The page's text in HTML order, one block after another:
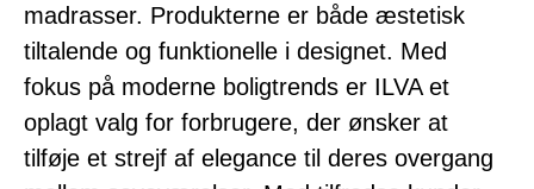
madrasser. Produkterne er både æstetisk
tiltalende og funktionelle i designet. Med
fokus på moderne boligtrends er ILVA et
oplagt valg for forbrugere, der ønsker at
tilføje et strejf af elegance til deres overgang